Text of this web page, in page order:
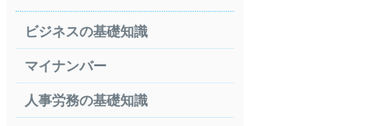
ビジネスの基礎知識
マイナンバー
人事労務の基礎知識